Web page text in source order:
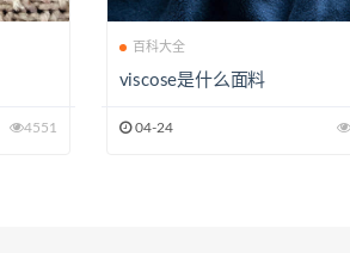
4551
百科大全
viscose是什么面料
04-24